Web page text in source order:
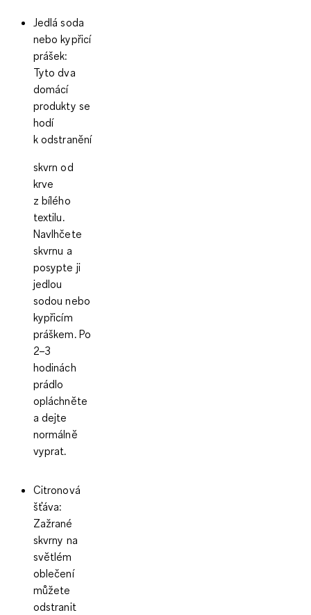
Jedlá soda
nebo kypřicí
prášek:
Tyto dva
domácí
produkty se
hodí
k odstranění
skvrn od
krve
z bílého
textilu.
Navlhčete
skvrnu a
posypte ji
jedlou
sodou nebo
kypřicím
práškem. Po
2–3
hodinách
prádlo
opláchněte
a dejte
normálně
vyprat.
Citronová
šťáva:
Zažrané
skvrny na
světlém
oblečení
můžete
odstranit